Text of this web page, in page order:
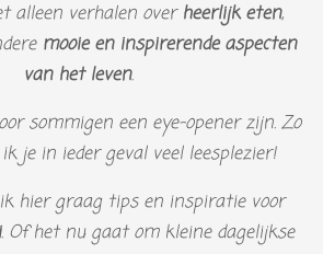
alleen verhalen over heerlijk eten,
mooie en inspirerende aspecten
van het leven.
sommigen een eye-opener zijn. Zo
je in ieder geval veel leesplezier!
hier graag tips en inspiratie voor
. Of het nu gaat om kleine dagelijkse